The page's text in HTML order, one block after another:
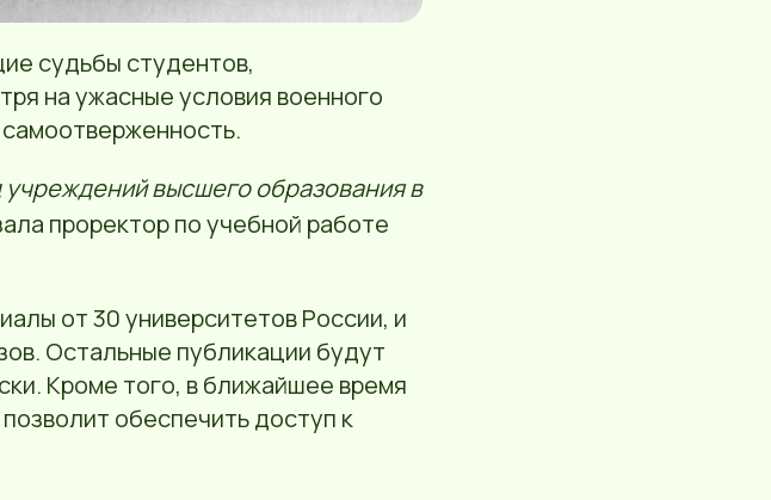
судьбы студентов,
на ужасные условия военного
высшего образования в
проректор по учебной работе
от 30 университетов России, и
Остальные публикации будут
Кроме того, в ближайшее время
обеспечить доступ к